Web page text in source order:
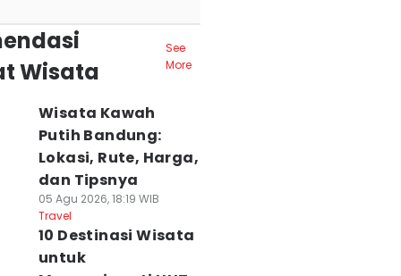
Wisata
See
More
Wisata Kawah
Putih Bandung:
Lokasi, Rute, Harga,
dan Tipsnya
05 Agu 2026, 18:19 WIB
Travel
10 Destinasi Wisata
untuk